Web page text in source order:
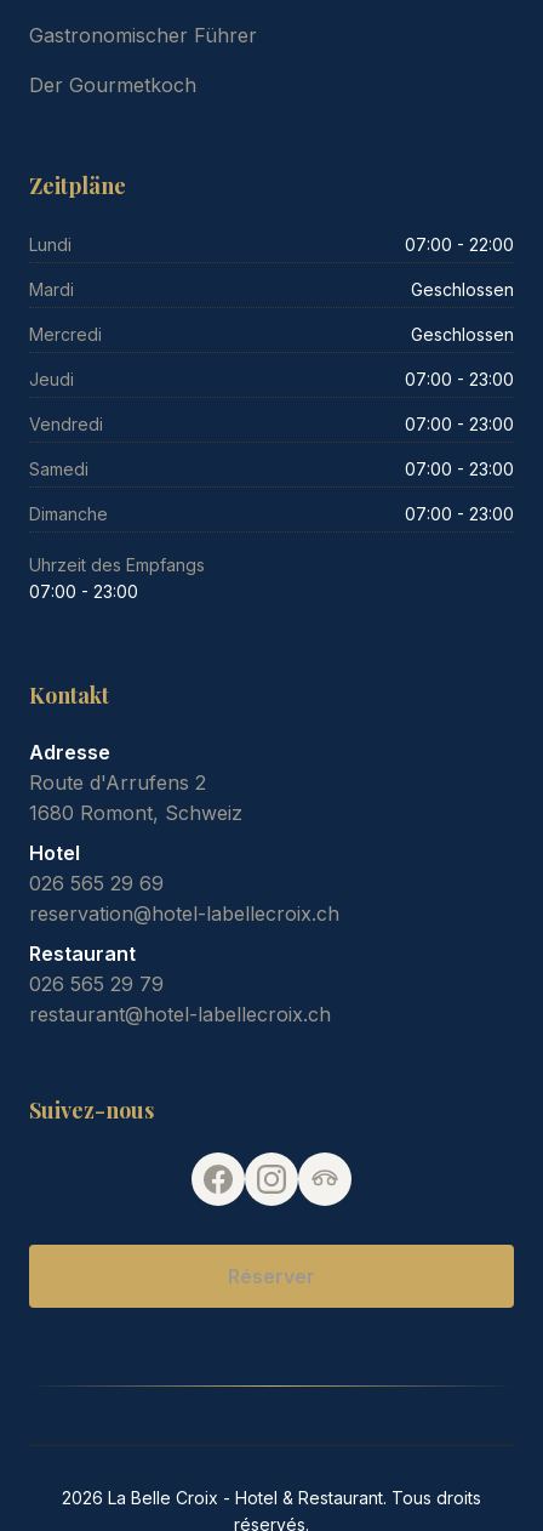
Gastronomischer Führer
Der Gourmetkoch
Zeitpläne
Lundi 07:00 - 22:00
Mardi Geschlossen
Mercredi Geschlossen
Jeudi 07:00 - 23:00
Vendredi 07:00 - 23:00
Samedi 07:00 - 23:00
Dimanche 07:00 - 23:00
Uhrzeit des Empfangs
07:00 - 23:00
Kontakt
Adresse
Route d'Arrufens 2
1680 Romont, Schweiz
Hotel
026 565 29 69
reservation@hotel-labellecroix.ch
Restaurant
026 565 29 79
restaurant@hotel-labellecroix.ch
Suivez-nous
Réserver
2026 La Belle Croix - Hotel & Restaurant. Tous droits
réservés.